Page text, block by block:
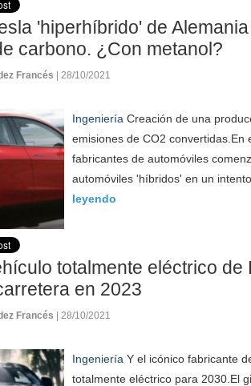
'hiperhíbrido' de
carbono. ¿Con metanol?
Francés
| 28/10/2021
Ingeniería Creación de una
emisiones de CO2 convertidas.En
fabricantes de automóviles
automóviles 'híbridos' en un
leyendo
totalmente eléctrico de
en 2023
Francés
| 28/10/2021
Ingeniería Y el icónico fabricante
totalmente eléctrico para 2030.El